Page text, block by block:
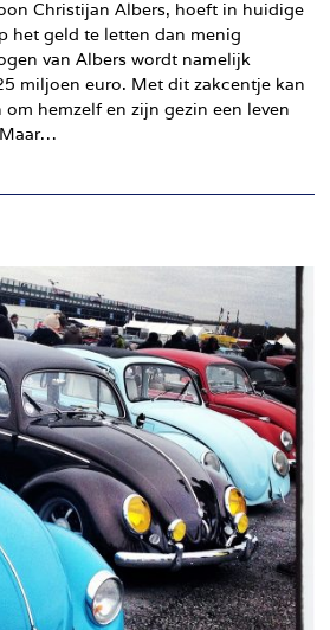
Christijan Albers, hoeft in huidige
het geld te letten dan menig
van Albers wordt namelijk
miljoen euro. Met dit zakcentje kan
hemzelf en zijn gezin een leven